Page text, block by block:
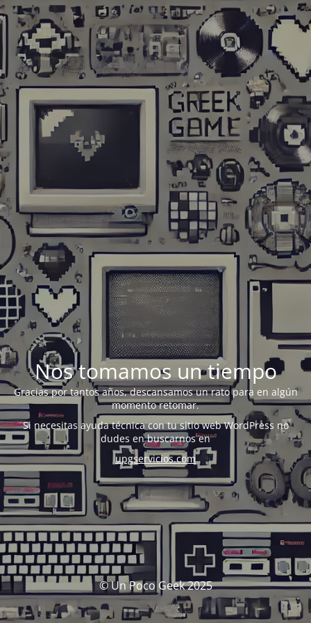
Nos tomamos un tiempo
Gracias por tantos años, descansamos un rato para en algún
momento retomar.
Si necesitas ayuda técnica con tu sitio web WordPress no
dudes en buscarnos en
upgservicios.com
© Un Poco Geek 2025